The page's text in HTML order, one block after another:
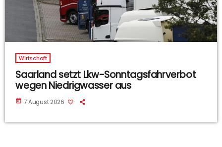
Wirtschaft
Saarland setzt Lkw-Sonntagsfahrverbot
wegen Niedrigwasser aus
today 7 August 2026